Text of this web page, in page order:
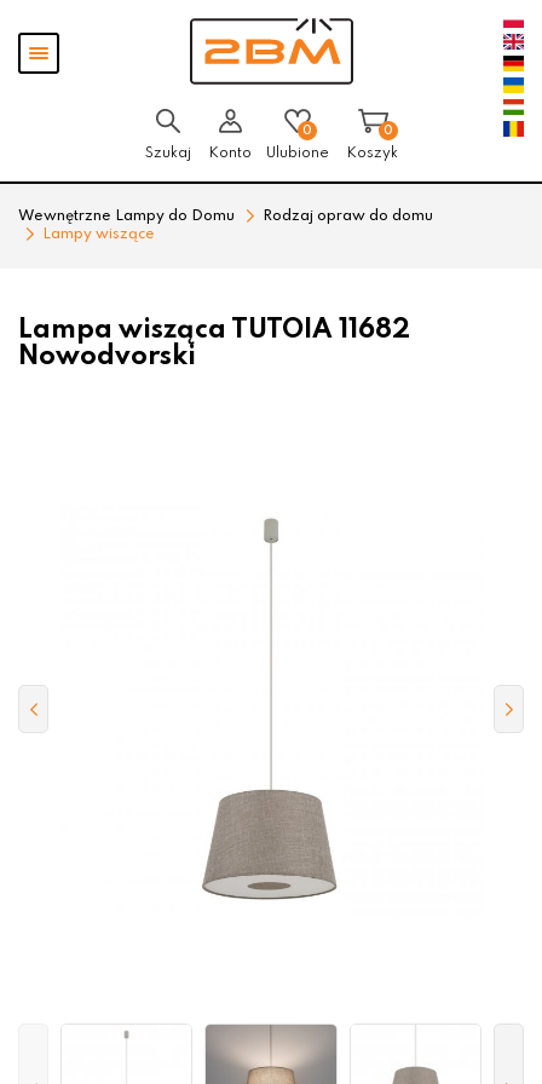
Pokaż
menu
Szukaj Konto
0
Ulubione
0
Koszyk
Wewnętrzne Lampy do Domu
Rodzaj opraw do domu
Lampy wiszące
Lampa wisząca TUTOIA 11682
Nowodvorski